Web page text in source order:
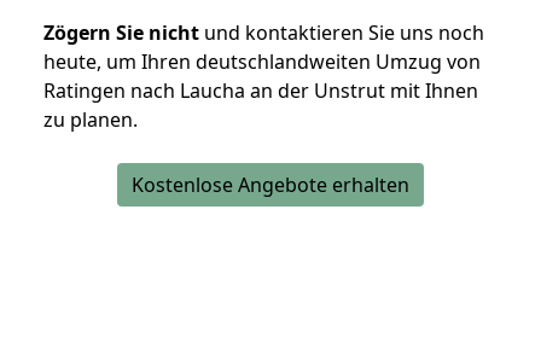
Zögern Sie nicht und kontaktieren Sie uns noch
heute, um Ihren deutschlandweiten Umzug von
Ratingen nach Laucha an der Unstrut mit Ihnen
zu planen.
Kostenlose Angebote erhalten